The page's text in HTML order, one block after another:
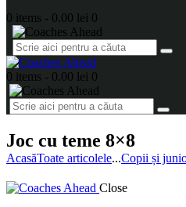
0 items - 0.00 lei 0
0 items - 0.00 lei 0
Joc cu teme 8×8
AcasăToate articolele...Copii și
Close